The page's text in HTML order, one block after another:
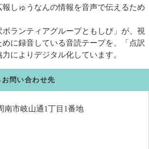
しゅうなんの情報を音声で伝えるため
ランティアグループともしび」が、視
に録音している音読テープを、「点訳
によりデジタル化しています。
問い合わせ先
南市岐山通1丁目1番地